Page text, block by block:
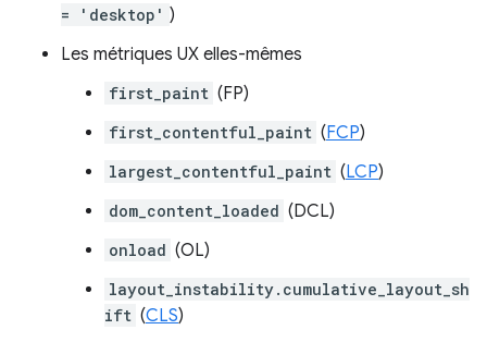
= 'desktop' )
Les métriques UX elles-mêmes
first_paint (FP)
first_contentful_paint (FCP)
largest_contentful_paint (LCP)
dom_content_loaded (DCL)
onload (OL)
layout_instability.cumulative_layout_sh
ift (CLS)